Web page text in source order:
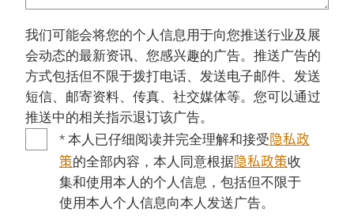
我们可能会将您的个人信息用于向您推送行业及展
会动态的最新资讯、您感兴趣的广告。推送广告的
方式包括但不限于拨打电话、发送电子邮件、发送
短信、邮寄资料、传真、社交媒体等。您可以通过
推送中的相关指示退订该广告。
* 本人已仔细阅读并完全理解和接受隐私政
策的全部内容，本人同意根据隐私政策收
集和使用本人的个人信息，包括但不限于
使用本人个人信息向本人发送广告。